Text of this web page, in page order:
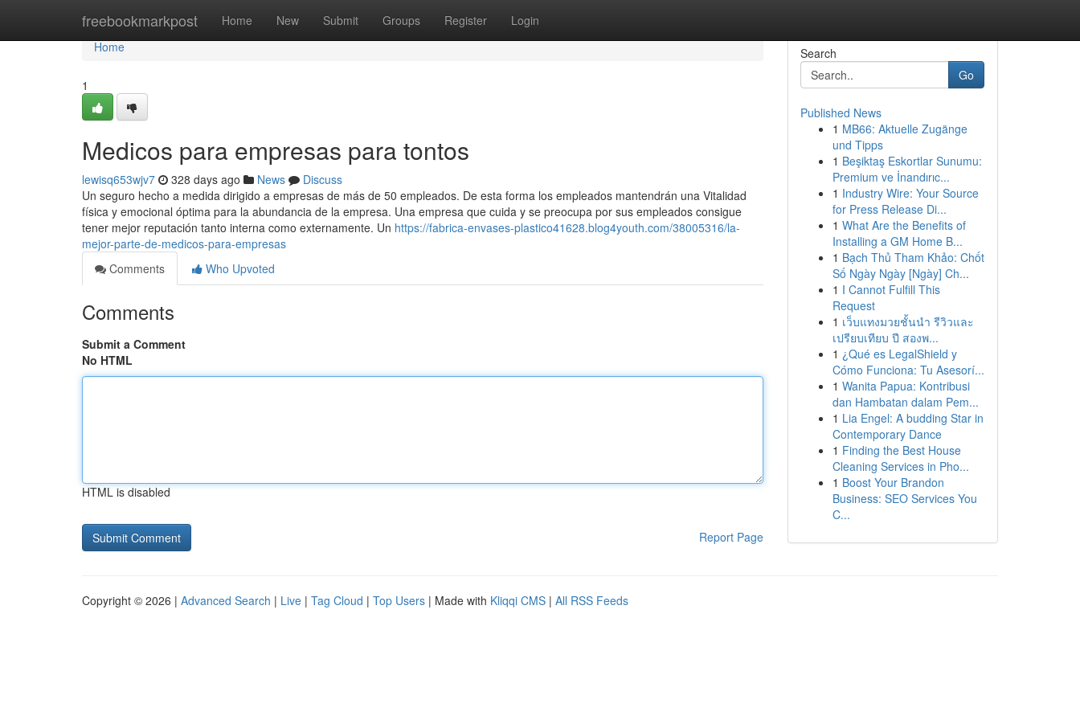
freebookmarkpost Home New Submit Groups Register Login
Home
Home
1
Medicos para empresas para tontos
lewisq653wjv7 328 days ago News
Discuss
Un seguro hecho a medida dirigido a empresas de más de 50 empleados. De esta forma los empleados mantendrán una Vitalidad
física y emocional óptima para la abundancia de la empresa. Una empresa que cuida y se preocupa por sus empleados consigue
tener mejor reputación tanto interna como externamente. Un https://fabrica-envases-plastico41628.blog4youth.com/38005316/la-
mejor-parte-de-medicos-para-empresas
Comments
Who Upvoted
Comments
Submit a Comment
No HTML
HTML is disabled
Report Page
Search
Go
Published News
1 MB66: Aktuelle Zugänge
und Tipps
1 Beşiktaş Eskortlar Sunumu:
Premium ve İnandırıc...
1 Industry Wire: Your Source
for Press Release Di...
1 What Are the Benefits of
Installing a GM Home B...
1 Bạch Thủ Tham Khảo: Chốt
Số Ngày Ngày [Ngày] Ch...
1 I Cannot Fulfill This
Request
1 เว็บแทงมวยชั้นนำ รีวิวและ
เปรียบเทียบ ปี สองพ...
1 ¿Qué es LegalShield y
Cómo Funciona: Tu Asesorí...
1 Wanita Papua: Kontribusi
dan Hambatan dalam Pem...
1 Lia Engel: A budding Star in
Contemporary Dance
1 Finding the Best House
Cleaning Services in Pho...
1 Boost Your Brandon
Business: SEO Services You
C...
Copyright © 2026 | Advanced Search | Live | Tag Cloud | Top Users | Made with Kliqqi CMS | All RSS Feeds